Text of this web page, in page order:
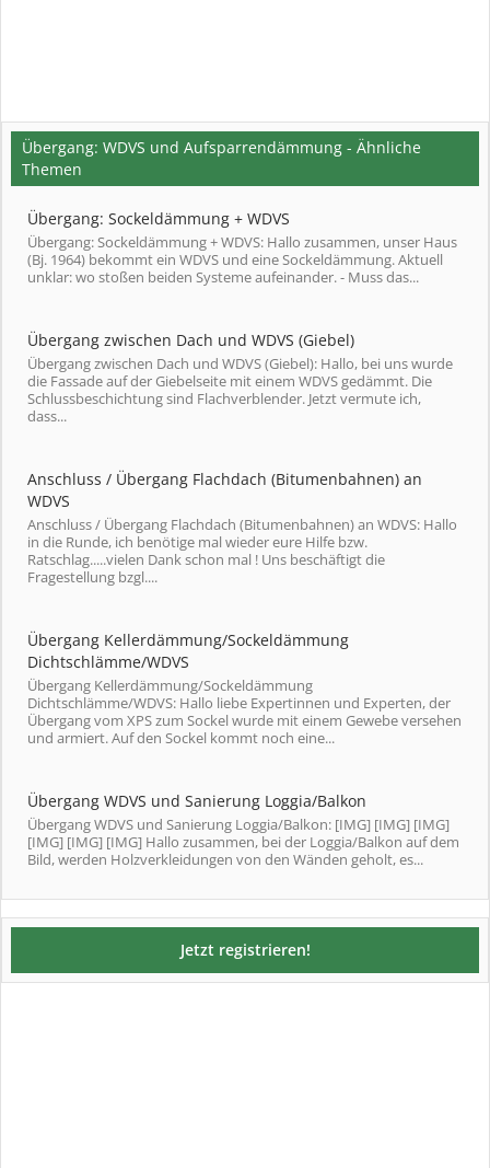
Übergang: WDVS und Aufsparrendämmung - Ähnliche
Themen
Übergang: Sockeldämmung + WDVS
Übergang: Sockeldämmung + WDVS: Hallo zusammen, unser Haus
(Bj. 1964) bekommt ein WDVS und eine Sockeldämmung. Aktuell
unklar: wo stoßen beiden Systeme aufeinander. - Muss das...
Übergang zwischen Dach und WDVS (Giebel)
Übergang zwischen Dach und WDVS (Giebel): Hallo, bei uns wurde
die Fassade auf der Giebelseite mit einem WDVS gedämmt. Die
Schlussbeschichtung sind Flachverblender. Jetzt vermute ich,
dass...
Anschluss / Übergang Flachdach (Bitumenbahnen) an
WDVS
Anschluss / Übergang Flachdach (Bitumenbahnen) an WDVS: Hallo
in die Runde, ich benötige mal wieder eure Hilfe bzw.
Ratschlag.....vielen Dank schon mal ! Uns beschäftigt die
Fragestellung bzgl....
Übergang Kellerdämmung/Sockeldämmung
Dichtschlämme/WDVS
Übergang Kellerdämmung/Sockeldämmung
Dichtschlämme/WDVS: Hallo liebe Expertinnen und Experten, der
Übergang vom XPS zum Sockel wurde mit einem Gewebe versehen
und armiert. Auf den Sockel kommt noch eine...
Übergang WDVS und Sanierung Loggia/Balkon
Übergang WDVS und Sanierung Loggia/Balkon: [IMG] [IMG] [IMG]
[IMG] [IMG] [IMG] Hallo zusammen, bei der Loggia/Balkon auf dem
Bild, werden Holzverkleidungen von den Wänden geholt, es...
Jetzt registrieren!